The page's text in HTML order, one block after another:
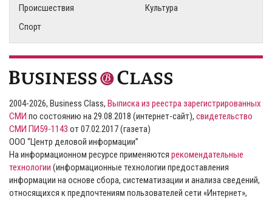
Происшествия
Культура
Спорт
2004-2026, Business Class, Выписка из реестра зарегистрированных
СМИ по состоянию на 29.08.2018 (интернет-сайт), свидетельство
СМИ ПИ59-1143 от 07.02.2017 (газета)
ООО “Центр деловой информации”
На информационном ресурсе применяются рекомендательные
технологии (информационные технологии предоставления
информации на основе сбора, систематизации и анализа сведений,
относящихся к предпочтениям пользователей сети «Интернет»,